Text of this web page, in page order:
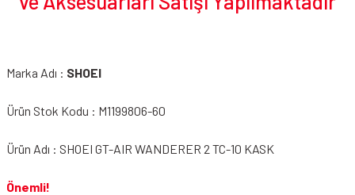
Marka Adı : SHOEI
Ürün Stok Kodu : M1199806-60
Ürün Adı : SHOEI GT-AIR WANDERER 2 TC-10 KASK
Önemli!